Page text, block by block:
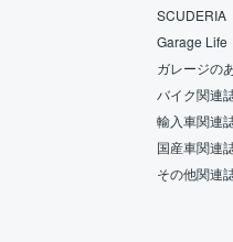
SCUDERIA
Garage Life
ガレージの
バイク関連
輸入車関連
国産車関連
その他関連